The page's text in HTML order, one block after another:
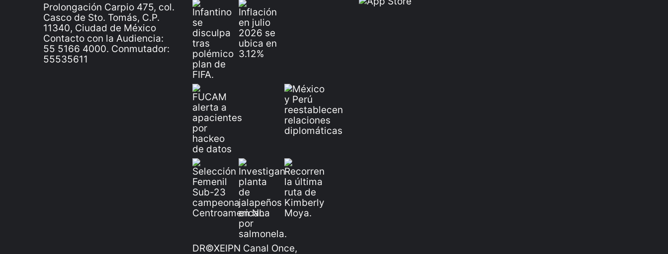
Prolongación Carpio 475, col.
Casco de Sto. Tomás, C.P.
11340, Ciudad de México
Contacto con la Audiencia:
55 5166 4000. Conmutador:
55535611
DR©XEIPN Canal Once,